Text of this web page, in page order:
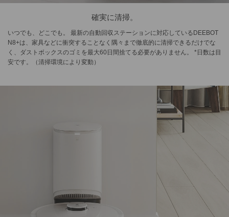
確実に清掃。
いつでも、どこでも。 最新の自動回収ステーションに対応しているDEEBOT
N8+は、家具などに衝突することなく隅々まで徹底的に清掃できるだけでな
く、ダストボックスのゴミを最大60日間捨てる必要がありません。 *日数は目
安です。（清掃環境により変動）